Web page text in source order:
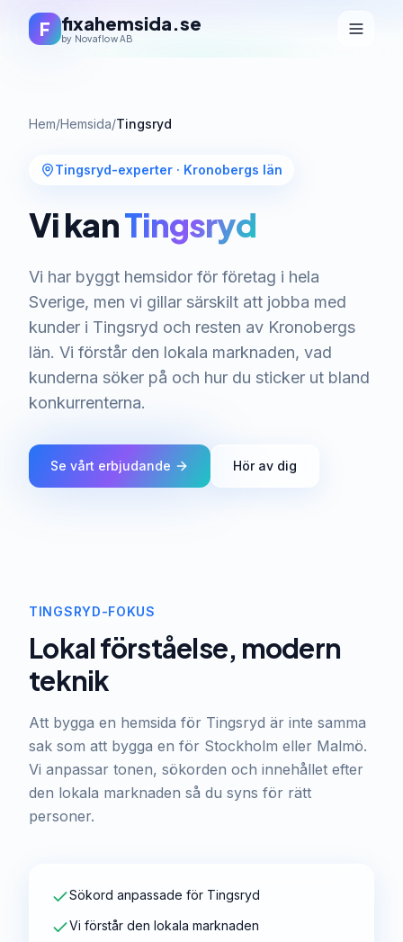
F fixahemsida.se
by Novaflow AB
Hem/Hemsida/Tingsryd
Tingsryd-experter · Kronobergs län
Vi kanTingsryd
Vi har byggt hemsidor för företag i hela
Sverige, men vi gillar särskilt att jobba med
kunder i Tingsryd och resten av Kronobergs
län. Vi förstår den lokala marknaden, vad
kunderna söker på och hur du sticker ut bland
konkurrenterna.
Se vårt erbjudande Hör av dig
TINGSRYD-FOKUS
Lokal förståelse, modern
teknik
Att bygga en hemsida för Tingsryd är inte samma
sak som att bygga en för Stockholm eller Malmö.
Vi anpassar tonen, sökorden och innehållet efter
den lokala marknaden så du syns för rätt
personer.
Sökord anpassade för Tingsryd
Vi förstår den lokala marknaden